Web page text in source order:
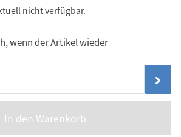
nicht verfügbar.
wenn der Artikel wieder
In den Warenkorb